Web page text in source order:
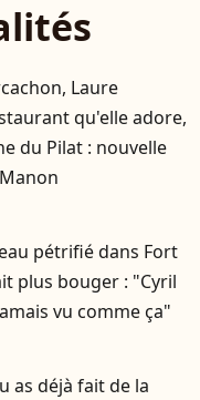
Laure
qu'elle adore,
du Pilat : nouvelle
pétrifié dans Fort
plus bouger : "Cyril
vu comme ça"
as déjà fait de la